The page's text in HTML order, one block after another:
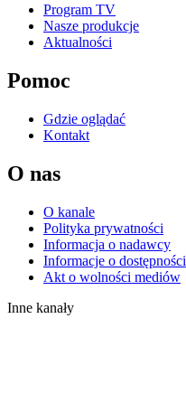
Program TV
Nasze produkcje
Aktualności
Pomoc
Gdzie oglądać
Kontakt
O nas
O kanale
Polityka prywatności
Informacja o nadawcy
Informacje o dostępności
Akt o wolności mediów
Inne kanały